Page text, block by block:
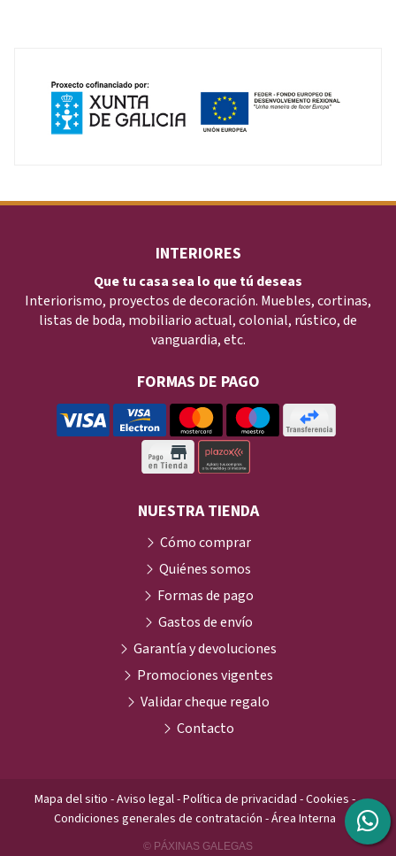
INTERIORES
Que tu casa sea lo que tú deseas
Interiorismo, proyectos de decoración. Muebles, cortinas,
listas de boda, mobiliario actual, colonial, rústico, de
vanguardia, etc.
FORMAS DE PAGO
NUESTRA TIENDA
Cómo comprar
Quiénes somos
Formas de pago
Gastos de envío
Garantía y devoluciones
Promociones vigentes
Validar cheque regalo
Contacto
Mapa del sitio -Aviso legal-Política de privacidad -Cookies -
Condiciones generales de contratación -Área Interna
© PÁXINAS GALEGAS